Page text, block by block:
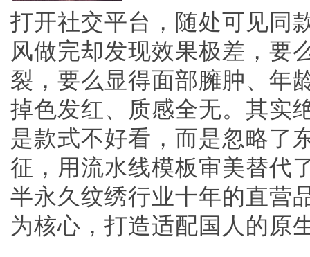
打开社交平台，随处可见同
风做完却发现效果极差，要
裂，要么显得面部臃肿、年
掉色发红、质感全无。其实
是款式不好看，而是忽略了
征，用流水线模板审美替代
半永久纹绣行业十年的直营
为核心，打造适配国人的原